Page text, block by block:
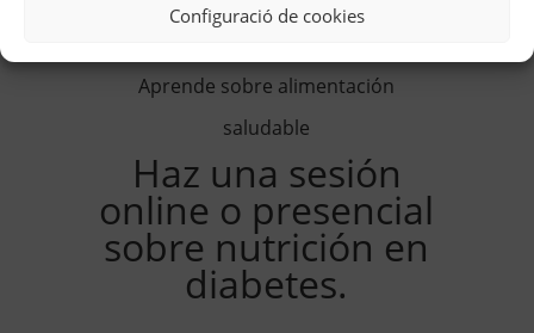
Configuració de cookies
Aprende sobre alimentación
saludable
Haz una sesión
online o presencial
sobre nutrición en
diabetes.